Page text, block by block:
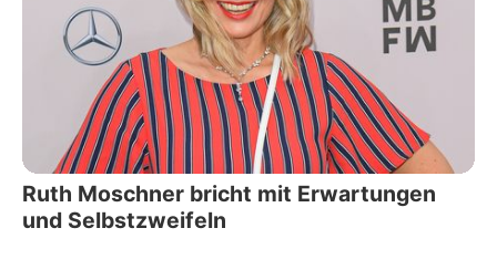
Ruth Moschner bricht mit Erwartungen
und Selbstzweifeln